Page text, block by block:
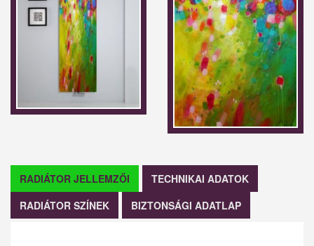
RADIÁTOR JELLEMZŐI
TECHNIKAI ADATOK
RADIÁTOR SZÍNEK
BIZTONSÁGI ADATLAP